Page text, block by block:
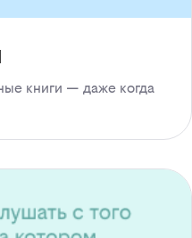
книги — даже когда